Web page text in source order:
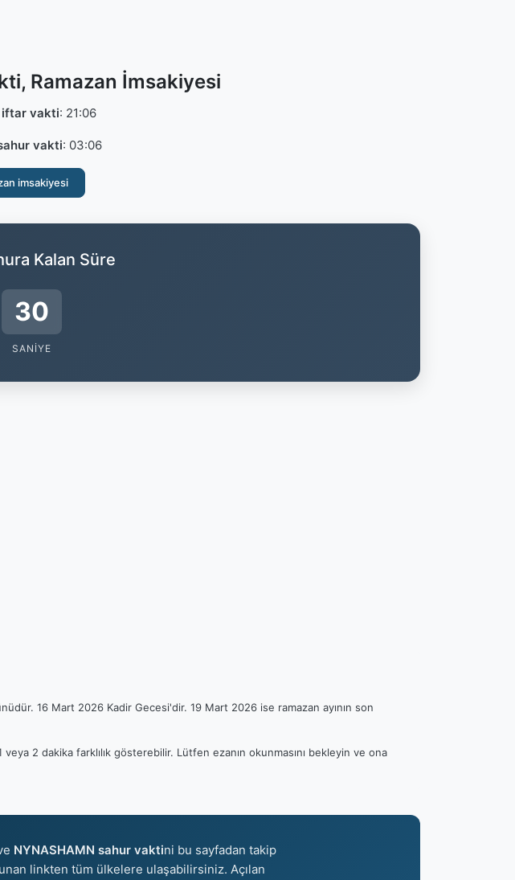
Ramazan İmsakiyesi
iftar vakti: 21:06
vakti: 03:06
imsakiyesi
Kalan Süre
29
SANIYE
16 Mart 2026 Kadir Gecesi'dir. 19 Mart 2026 ise ramazan ayının son
veya 2 dakika farklılık gösterebilir. Lütfen ezanın okunmasını bekleyin ve ona
NYNASHAMN sahur vaktini bu sayfadan takip
linkten tüm ülkelere ulaşabilirsiniz. Açılan